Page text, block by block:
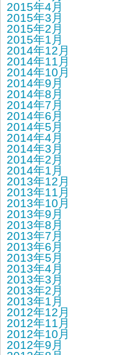
2015年4月
2015年3月
2015年2月
2015年1月
2014年12月
2014年11月
2014年10月
2014年9月
2014年8月
2014年7月
2014年6月
2014年5月
2014年4月
2014年3月
2014年2月
2014年1月
2013年12月
2013年11月
2013年10月
2013年9月
2013年8月
2013年7月
2013年6月
2013年5月
2013年4月
2013年3月
2013年2月
2013年1月
2012年12月
2012年11月
2012年10月
2012年9月